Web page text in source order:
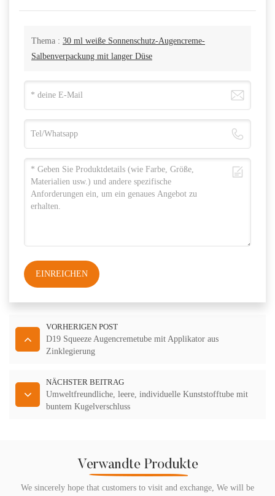
Thema : 30 ml weiße Sonnenschutz-Augencreme-
Salbenverpackung mit langer Düse
EINREICHEN
VORHERIGEN POST
D19 Squeeze Augencremetube mit Applikator aus
Zinklegierung
NÄCHSTER BEITRAG
Umweltfreundliche, leere, individuelle Kunststofftube mit
buntem Kugelverschluss
Verwandte Produkte
We sincerely hope that customers to visit and exchange, We will be